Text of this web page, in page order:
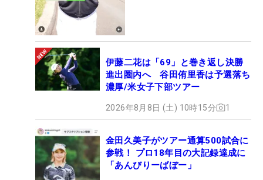
伊藤二花は「69」と巻き返し決勝
進出圏内へ 谷田侑里香は予選落ち
濃厚/米女子下部ツアー
2026年8月8日 (土) 10時15分 1
金田久美子がツアー通算500試合に
参戦！ プロ18年目の大記録達成に
「あんびりーばぼー」